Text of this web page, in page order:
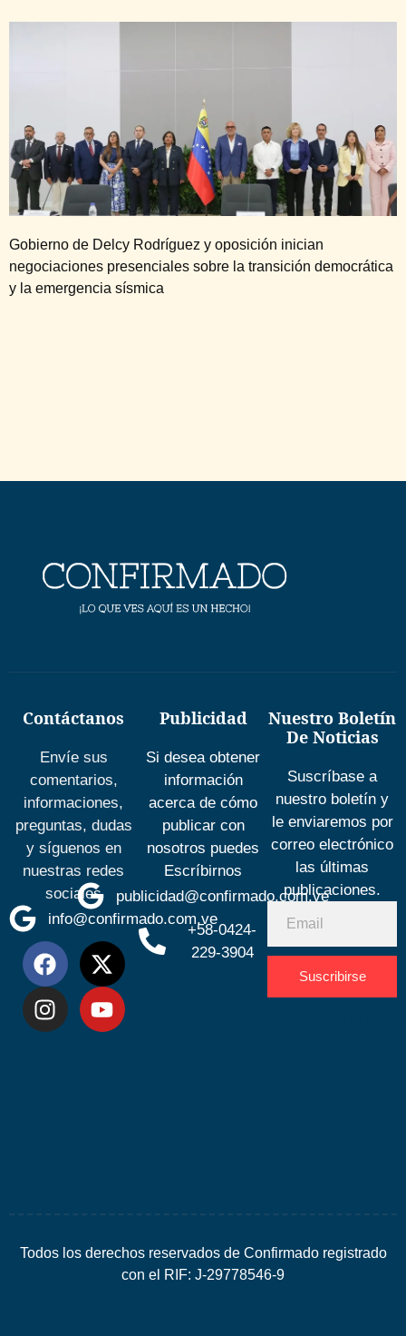
Gobierno de Delcy Rodríguez y oposición inician
negociaciones presenciales sobre la transición democrática
y la emergencia sísmica
Contáctanos
Envíe sus
comentarios,
informaciones,
preguntas, dudas
y síguenos en
nuestras redes
sociales
info@confirmado.com.ve
Publicidad
Si desea obtener
información
acerca de cómo
publicar con
nosotros puedes
Escríbirnos
publicidad@confirmado.com.ve
+58-0424-
229-3904
Nuestro Boletín
De Noticias
Suscríbase a
nuestro boletín y
le enviaremos por
correo electrónico
las últimas
publicaciones.
Suscribirse
Todos los derechos reservados de Confirmado registrado
con el RIF: J-29778546-9